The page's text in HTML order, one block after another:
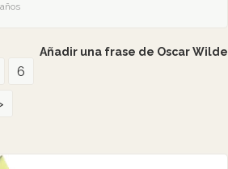
Añadir una frase de Oscar Wilde
6